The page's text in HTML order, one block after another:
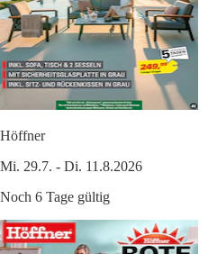
Höffner
Mi. 29.7. - Di. 11.8.2026
Noch 6 Tage gültig